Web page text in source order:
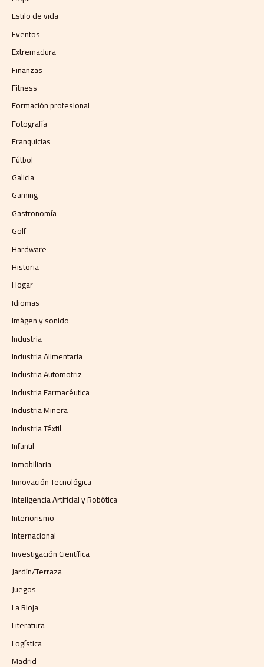
Estilo de vida
Eventos
Extremadura
Finanzas
Fitness
Formación profesional
Fotografía
Franquicias
Fútbol
Galicia
Gaming
Gastronomía
Golf
Hardware
Historia
Hogar
Idiomas
Imágen y sonido
Industria
Industria Alimentaria
Industria Automotriz
Industria Farmacéutica
Industria Minera
Industria Téxtil
Infantil
Inmobiliaria
Innovación Tecnológica
Inteligencia Artificial y Robótica
Interiorismo
Internacional
Investigación Científica
Jardín/Terraza
Juegos
La Rioja
Literatura
Logística
Madrid